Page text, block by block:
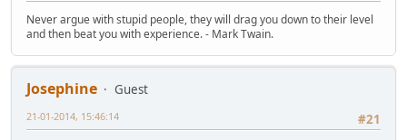
Never argue with stupid people, they will drag you down to their level
and then beat you with experience. - Mark Twain.
Josephine
Guest
#21
21-01-2014, 15:46:14